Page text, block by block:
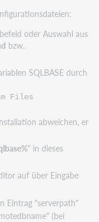
oder Auswahl aus
bzw.
SQLBASE durch
Files
abweichen, er
" in dieses
auf über Eingabe
Eintrag "serverpath"
(bei